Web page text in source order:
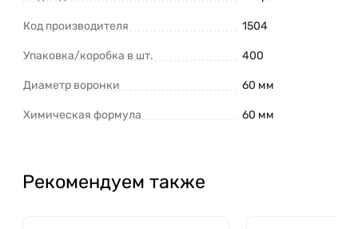
Код производителя 1504
Упаковка/коробка в шт. 400
Диаметр воронки 60 мм
Химическая формула 60 мм
Рекомендуем также